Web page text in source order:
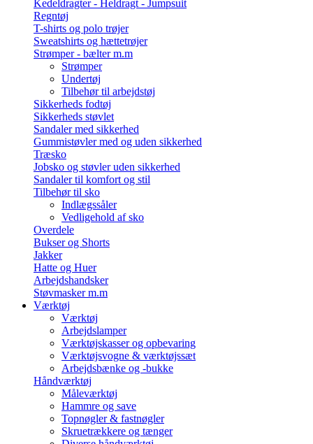
Kedeldragter - Heldragt - Jumpsuit
Regntøj
T-shirts og polo trøjer
Sweatshirts og hættetrøjer
Strømper - bælter m.m
Strømper
Undertøj
Tilbehør til arbejdstøj
Sikkerheds fodtøj
Sikkerheds støvlet
Sandaler med sikkerhed
Gummistøvler med og uden sikkerhed
Træsko
Jobsko og støvler uden sikkerhed
Sandaler til komfort og stil
Tilbehør til sko
Indlægssåler
Vedligehold af sko
Overdele
Bukser og Shorts
Jakker
Hatte og Huer
Arbejdshandsker
Støvmasker m.m
Værktøj
Værktøj
Arbejdslamper
Værktøjskasser og opbevaring
Værktøjsvogne & værktøjssæt
Arbejdsbænke og -bukke
Håndværktøj
Måleværktøj
Hammre og save
Topnøgler & fastnøgler
Skruetrækkere og tænger